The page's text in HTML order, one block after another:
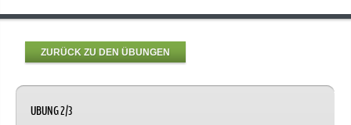
ZURÜCK ZU DEN ÜBUNGEN
UBUNG 2/3